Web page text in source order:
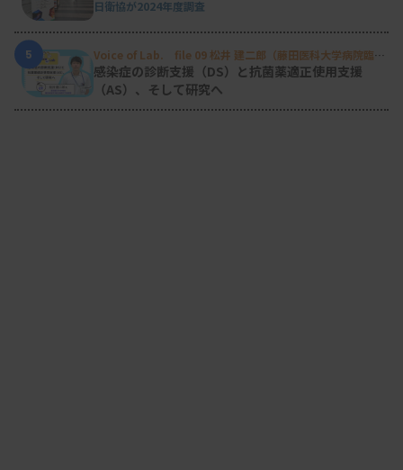
日衛協が2024年度調査
5
Voice of Lab. file 09 松井 建二郎（藤田医科大学病院臨床
検査部微生物遺伝子検査室）
感染症の診断支援（DS）と抗菌薬適正使用支援
（AS）、そして研究へ